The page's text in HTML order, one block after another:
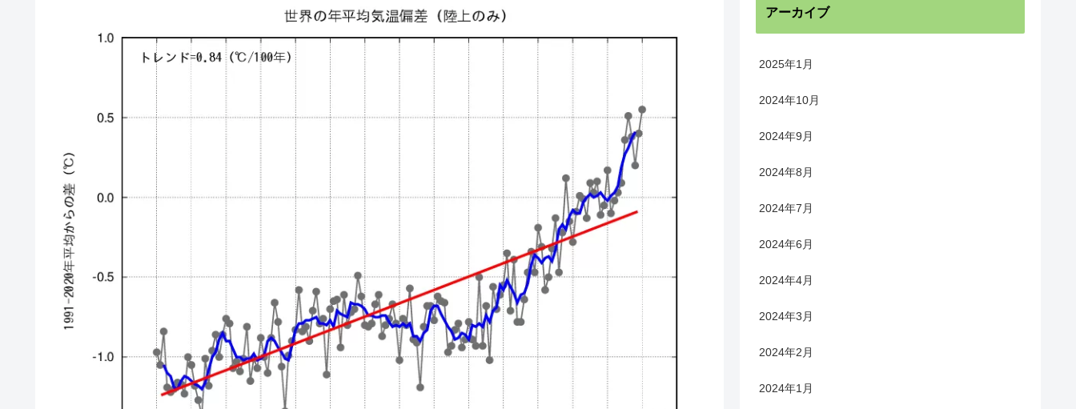
アーカイブ
2025年1月
2024年10月
2024年9月
2024年8月
2024年7月
2024年6月
2024年4月
2024年3月
2024年2月
2024年1月